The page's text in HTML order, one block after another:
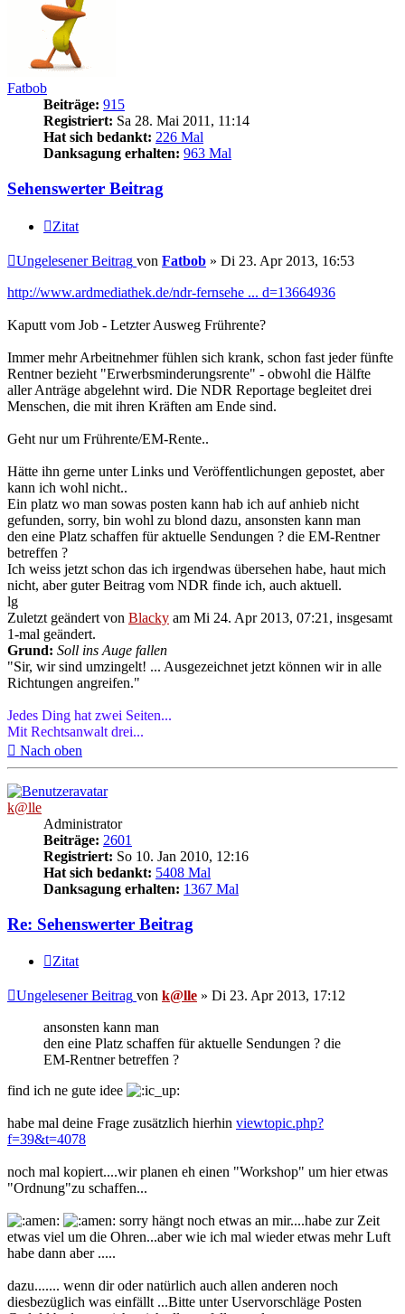
Fatbob
Beiträge: 915
Registriert: Sa 28. Mai 2011, 11:14
Hat sich bedankt: 226 Mal
Danksagung erhalten: 963 Mal
Sehenswerter Beitrag
Zitat
Ungelesener Beitrag von Fatbob » Di 23. Apr 2013, 16:53
http://www.ardmediathek.de/ndr-fernsehe ... d=13664936
Kaputt vom Job - Letzter Ausweg Frührente?
Immer mehr Arbeitnehmer fühlen sich krank, schon fast jeder fünfte
Rentner bezieht "Erwerbsminderungsrente" - obwohl die Hälfte
aller Anträge abgelehnt wird. Die NDR Reportage begleitet drei
Menschen, die mit ihren Kräften am Ende sind.
Geht nur um Frührente/EM-Rente..
Hätte ihn gerne unter Links und Veröffentlichungen gepostet, aber
kann ich wohl nicht..
Ein platz wo man sowas posten kann hab ich auf anhieb nicht
gefunden, sorry, bin wohl zu blond dazu, ansonsten kann man
den eine Platz schaffen für aktuelle Sendungen ? die EM-Rentner
betreffen ?
Ich weiss jetzt schon das ich irgendwas übersehen habe, haut mich
nicht, aber guter Beitrag vom NDR finde ich, auch aktuell.
lg
Zuletzt geändert von Blacky am Mi 24. Apr 2013, 07:21, insgesamt
1-mal geändert.
Grund: Soll ins Auge fallen
"Sir, wir sind umzingelt! ... Ausgezeichnet jetzt können wir in alle
Richtungen angreifen."
Jedes Ding hat zwei Seiten...
Mit Rechtsanwalt drei...
Nach oben
k@lle
Administrator
Beiträge: 2601
Registriert: So 10. Jan 2010, 12:16
Hat sich bedankt: 5408 Mal
Danksagung erhalten: 1367 Mal
Re: Sehenswerter Beitrag
Zitat
Ungelesener Beitrag von k@lle » Di 23. Apr 2013, 17:12
ansonsten kann man
den eine Platz schaffen für aktuelle Sendungen ? die
EM-Rentner betreffen ?
find ich ne gute idee
habe mal deine Frage zusätzlich hierhin viewtopic.php?
f=39&t=4078
noch mal kopiert....wir planen eh einen "Workshop" um hier etwas
"Ordnung"zu schaffen...
sorry hängt noch etwas an mir....habe zur Zeit
etwas viel um die Ohren...aber wie ich mal wieder etwas mehr Luft
habe dann aber .....
dazu....... wenn dir oder natürlich auch allen anderen noch
diesbezüglich was einfällt ...Bitte unter Uservorschläge Posten